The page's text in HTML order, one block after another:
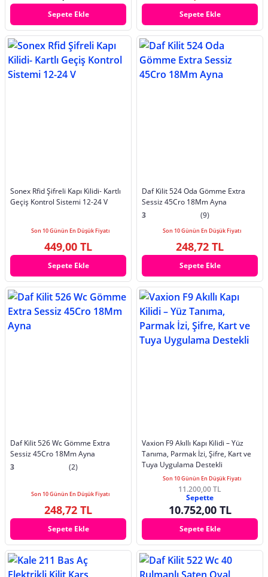
Sepete Ekle Sepete Ekle
Sonex Rfid Şifreli Kapı Kilidi- Kartlı
Geçiş Kontrol Sistemi 12-24 V
Son 10 Günün En Düşük Fiyatı
449,00 TL
Sepete Ekle
Daf Kilit 524 Oda Gömme Extra
Sessiz 45Cro 18Mm Ayna
3
(9)
Son 10 Günün En Düşük Fiyatı
248,72 TL
Sepete Ekle
Daf Kilit 526 Wc Gömme Extra
Sessiz 45Cro 18Mm Ayna
3
(2)
Son 10 Günün En Düşük Fiyatı
248,72 TL
Sepete Ekle
Vaxion F9 Akıllı Kapı Kilidi – Yüz
Tanıma, Parmak İzi, Şifre, Kart ve
Tuya Uygulama Destekli
Son 10 Günün En Düşük Fiyatı
11.200,00 TL
Sepette
10.752,00 TL
Sepete Ekle